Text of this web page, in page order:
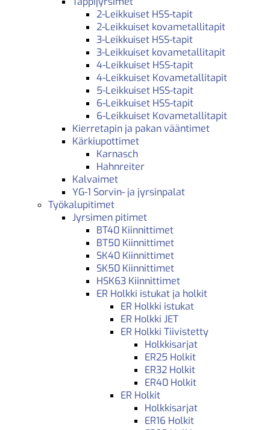
2-Leikkuiset HSS-tapit
2-Leikkuiset kovametallitapit
3-Leikkuiset HSS-tapit
3-Leikkuiset kovametallitapit
4-Leikkuiset HSS-tapit
4-Leikkuiset Kovametallitapit
5-Leikkuiset HSS-tapit
6-Leikkuiset HSS-tapit
6-Leikkuiset Kovametallitapit
Kierretapin ja pakan vääntimet
Kärkiupottimet
Karnasch
Hahnreiter
Kalvaimet
YG-1 Sorvin- ja jyrsinpalat
Työkalupitimet
Jyrsimen pitimet
BT40 Kiinnittimet
BT50 Kiinnittimet
SK40 Kiinnittimet
SK50 Kiinnittimet
HSK63 Kiinnittimet
ER Holkki istukat ja holkit
ER Holkki istukat
ER Holkki JET
ER Holkki Tiivistetty
Holkkisarjat
ER25 Holkit
ER32 Holkit
ER40 Holkit
ER Holkit
Holkkisarjat
ER16 Holkit